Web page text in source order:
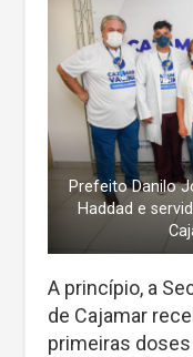
Prefeito Danilo
Haddad e
A princípio, a
de Cajamar
primeiras